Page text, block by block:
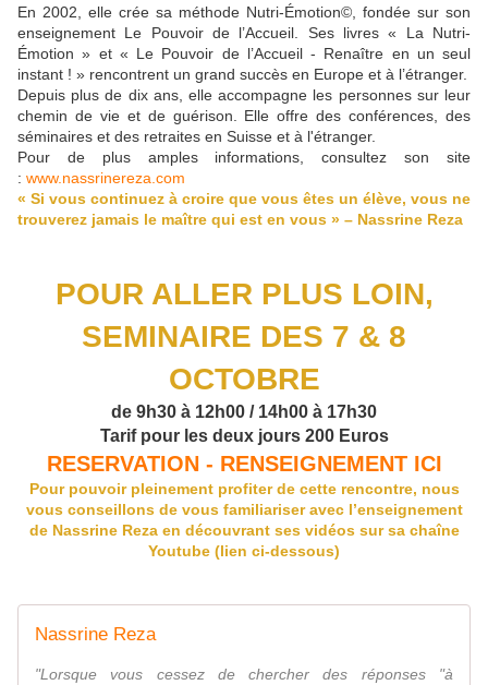
En 2002, elle crée sa méthode Nutri-Émotion©, fondée sur son
enseignement Le Pouvoir de l’Accueil. Ses livres « La Nutri-
Émotion » et « Le Pouvoir de l’Accueil - Renaître en un seul
instant ! » rencontrent un grand succès en Europe et à l’étranger.
Depuis plus de dix ans, elle accompagne les personnes sur leur
chemin de vie et de guérison. Elle offre des conférences, des
séminaires et des retraites en Suisse et à l'étranger.
Pour de plus amples informations, consultez son site
: www.nassrinereza.com
« Si vous continuez à croire que vous êtes un élève, vous ne
trouverez jamais le maître qui est en vous » – Nassrine Reza
POUR ALLER PLUS LOIN,
SEMINAIRE DES 7 & 8
OCTOBRE
de 9h30 à 12h00 / 14h00 à 17h30
Tarif pour les deux jours 200 Euros
RESERVATION - RENSEIGNEMENT ICI
Pour pouvoir pleinement profiter de cette rencontre, nous
vous conseillons de vous familiariser avec l’enseignement
de Nassrine Reza en découvrant ses vidéos sur sa chaîne
Youtube (lien ci-dessous)
Nassrine Reza
"Lorsque vous cessez de chercher des réponses "à